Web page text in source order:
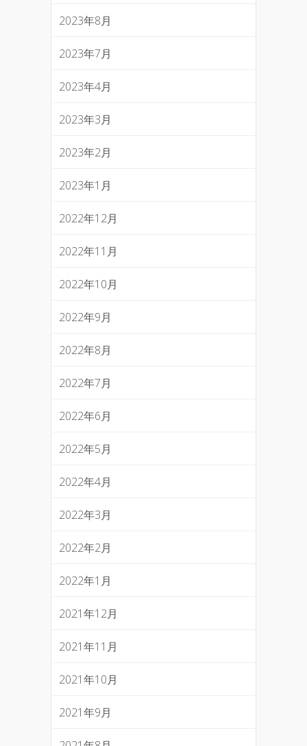
2023年8月
2023年7月
2023年4月
2023年3月
2023年2月
2023年1月
2022年12月
2022年11月
2022年10月
2022年9月
2022年8月
2022年7月
2022年6月
2022年5月
2022年4月
2022年3月
2022年2月
2022年1月
2021年12月
2021年11月
2021年10月
2021年9月